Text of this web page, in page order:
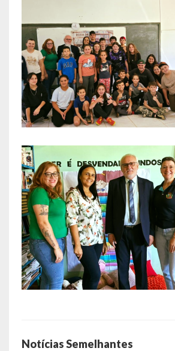
Publicações
Conselhos Municipais
Regulamentos
Editais
Planos
Concursos
Termos de Compromisso
LRF
RGF – Relatório de Gestão Fiscal
RREO – Relatório Resumido da
LOA – Lei Orçamentária Anual
PPA – Plano Plurianual
Notícias Semelhantes